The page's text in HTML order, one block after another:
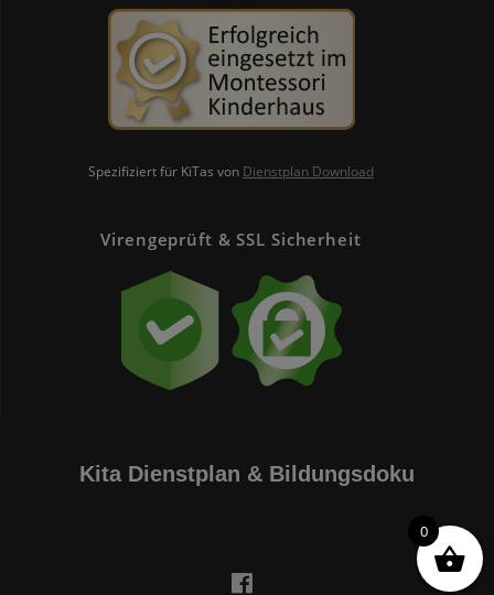
Spezifiziert für KiTas von Dienstplan Download
Virengeprüft & SSL Sicherheit
Kita Dienstplan & Bildungsdoku
0